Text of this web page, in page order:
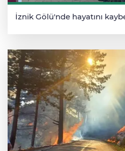
İznik Gölü'nde hayatını